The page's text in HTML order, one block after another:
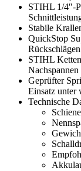
STIHL 1/4″-
Stabile
QuickStop
Rückschlägen
STIHL
Geprüfter
Einsatz unter
Technische